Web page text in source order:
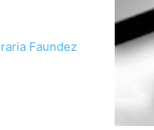
Faundez